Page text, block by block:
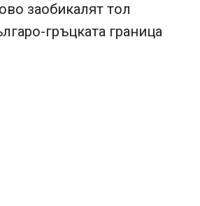
заобикалят тол
гръцката граница